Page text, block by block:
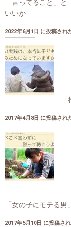
「言ってること」
いいか
2022年6月1日 に投稿され
2017年4月8日 に投稿され
「女の子にモテる
2017年5月10日 に投稿さ